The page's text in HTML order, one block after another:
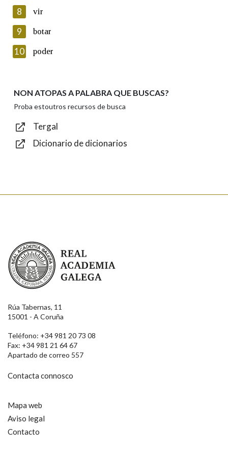
Lin e acepto as condicións da política de
Introduce o código que aparece na imaxe:
Texto de verificación
8 vir
9 botar
10 poder
NON ATOPAS A PALABRA QUE BUSCAS?
Proba estoutros recursos de busca
Tergal
Dicionario de dicionarios
Real Academia Galega
Rúa Tabernas, 11
15001 - A Coruña
Teléfono: +34 981 20 73 08
Fax: +34 981 21 64 67
Apartado de correo 557
Contacta connosco
Mapa web
Aviso legal
Contacto